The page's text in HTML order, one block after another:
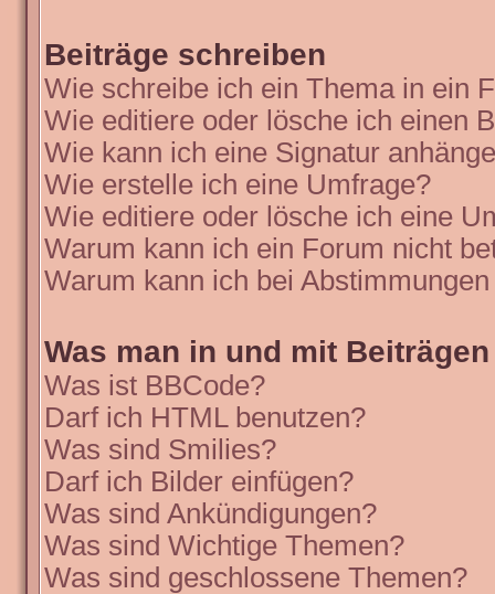
Beiträge schreiben
Wie schreibe ich ein Thema in ein
Wie editiere oder lösche ich einen
Wie kann ich eine Signatur
Wie erstelle ich eine Umfrage?
Wie editiere oder lösche ich eine
Warum kann ich ein Forum nicht
Warum kann ich bei
Was man in und mit
Was ist BBCode?
Darf ich HTML benutzen?
Was sind Smilies?
Darf ich Bilder einfügen?
Was sind Ankündigungen?
Was sind Wichtige Themen?
Was sind geschlossene Themen?